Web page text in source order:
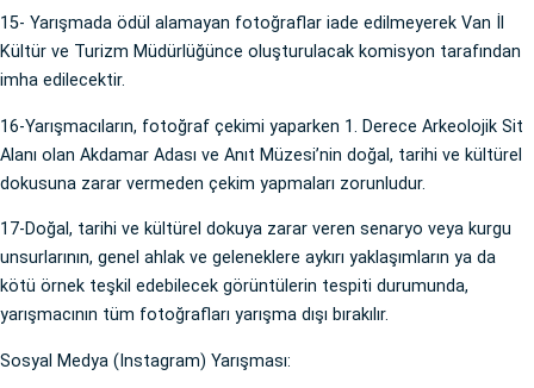
15- Yarışmada ödül alamayan fotoğraflar iade edilmeyerek Van İl
Kültür ve Turizm Müdürlüğünce oluşturulacak komisyon tarafından
imha edilecektir.
16-Yarışmacıların, fotoğraf çekimi yaparken 1. Derece Arkeolojik Sit
Alanı olan Akdamar Adası ve Anıt Müzesi’nin doğal, tarihi ve kültürel
dokusuna zarar vermeden çekim yapmaları zorunludur.
17-Doğal, tarihi ve kültürel dokuya zarar veren senaryo veya kurgu
unsurlarının, genel ahlak ve geleneklere aykırı yaklaşımların ya da
kötü örnek teşkil edebilecek görüntülerin tespiti durumunda,
yarışmacının tüm fotoğrafları yarışma dışı bırakılır.
Sosyal Medya (Instagram) Yarışması: